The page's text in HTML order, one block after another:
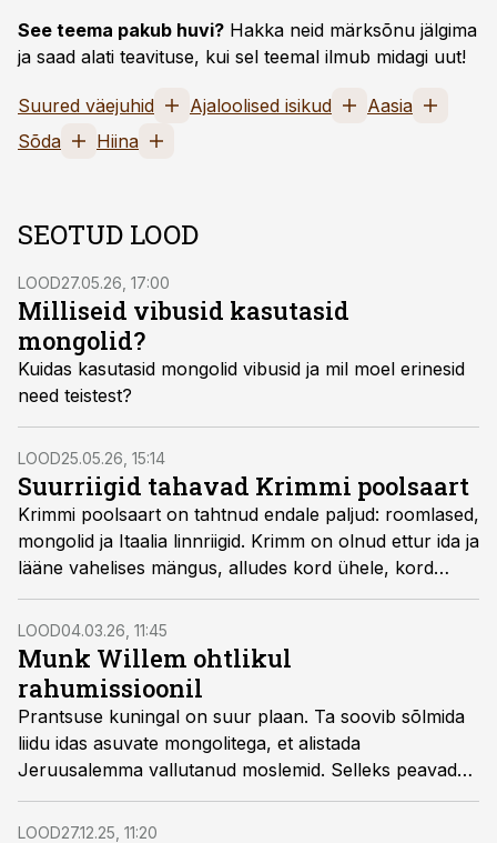
See teema pakub huvi? Hakka neid märksõnu jälgima
ja saad alati teavituse, kui sel teemal ilmub midagi uut!
Suured väejuhid Ajaloolised isikud
Aasia
Sõda
Hiina
SEOTUD LOOD
LOOD27.05.26, 17:00
Milliseid vibusid kasutasid
mongolid?
Kuidas kasutasid mongolid vibusid ja mil moel erinesid
need teistest?
LOOD25.05.26, 15:14
Suurriigid tahavad Krimmi poolsaart
Krimmi poolsaart on tahtnud endale paljud: roomlased,
mongolid ja Itaalia linnriigid. Krimm on olnud ettur ida ja
lääne vahelises mängus, alludes kord ühele, kord
teisele suurriigile.
LOOD04.03.26, 11:45
Munk Willem ohtlikul
rahumissioonil
Prantsuse kuningal on suur plaan. Ta soovib sõlmida
liidu idas asuvate mongolitega, et alistada
Jeruusalemma vallutanud moslemid. Selleks peavad
mongolid aga kristlasteks hakkama. Tundmatule maale
läheb ristiusku viima munk Willem.
LOOD27.12.25, 11:20